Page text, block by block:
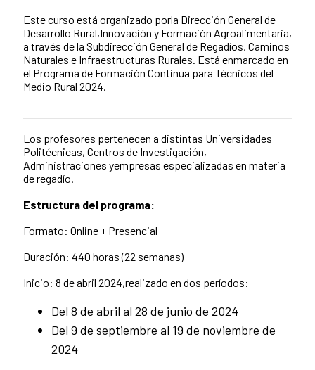
Este curso está organizado porla Dirección General de
Desarrollo Rural,Innovación y Formación Agroalimentaria,
a través de la Subdirección General de Regadíos, Caminos
Naturales e Infraestructuras Rurales. Está enmarcado en
el Programa de Formación Continua para Técnicos del
Medio Rural 2024.
News content
Los profesores pertenecen a distintas Universidades
Politécnicas, Centros de Investigación,
Administraciones yempresas especializadas en materia
de regadío.
Estructura del programa:
Formato: Online + Presencial
Duración: 440 horas (22 semanas)
Inicio: 8 de abril 2024,realizado en dos períodos:
Del 8 de abril al 28 de junio de 2024
Del 9 de septiembre al 19 de noviembre de
2024